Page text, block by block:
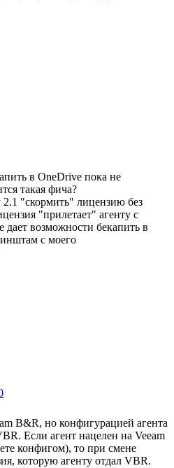
в OneDrive пока не
такая фича?
2.1 "скормить" лицензию без
"прилетает" агенту с
дает возможности бекапить в
с моего
B&R, но конфигурацией агента
Если агент нацелен на Veeam
конфигом), то при смене
которую агенту отдал VBR.